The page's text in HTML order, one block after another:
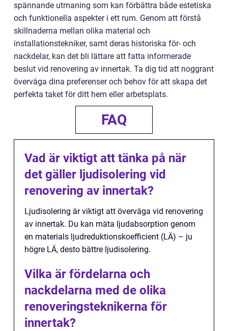
spännande utmaning som kan förbättra både estetiska
och funktionella aspekter i ett rum. Genom att förstå
skillnaderna mellan olika material och
installationstekniker, samt deras historiska för- och
nackdelar, kan det bli lättare att fatta informerade
beslut vid renovering av innertak. Ta dig tid att noggrant
överväga dina preferenser och behov för att skapa det
perfekta taket för ditt hem eller arbetsplats.
FAQ
Vad är viktigt att tänka på när
det gäller ljudisolering vid
renovering av innertak?
Ljudisolering är viktigt att överväga vid renovering
av innertak. Du kan mäta ljudabsorption genom
en materials ljudreduktionskoefficient (LÄ) – ju
högre LÄ, desto bättre ljudisolering.
Vilka är fördelarna och
nackdelarna med de olika
renoveringsteknikerna för
innertak?